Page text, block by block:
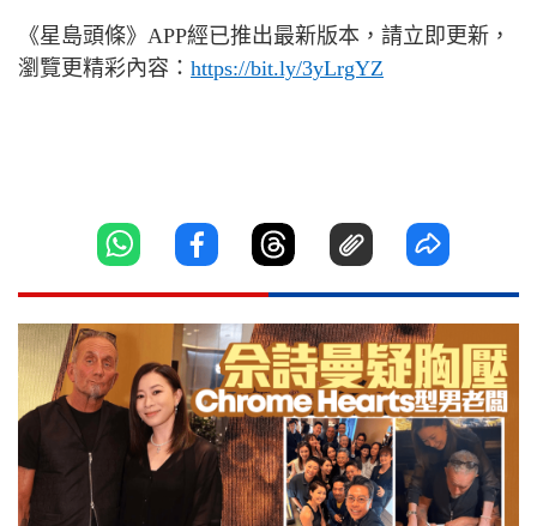
《星島頭條》 APP經已推出最新版本，請立即更新，
瀏覽更精彩內容： https://bit.ly/3yLrgYZ